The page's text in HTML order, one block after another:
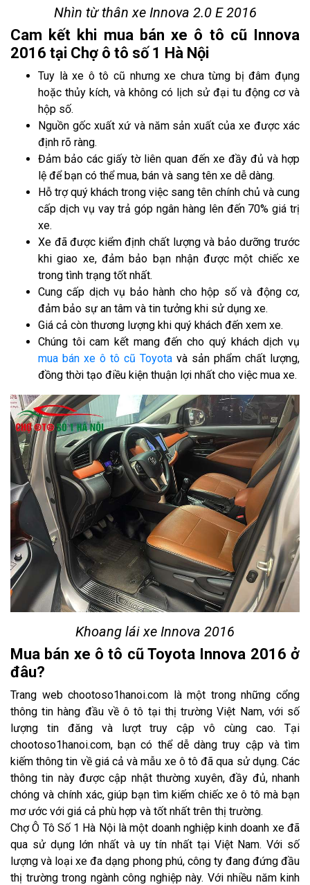
Nhìn từ thân xe Innova 2.0 E 2016
Cam kết khi mua bán xe ô tô cũ Innova
2016 tại Chợ ô tô số 1 Hà Nội
Tuy là xe ô tô cũ nhưng xe chưa từng bị đâm đụng
hoặc thủy kích, và không có lịch sử đại tu động cơ và
hộp số.
Nguồn gốc xuất xứ và năm sản xuất của xe được xác
định rõ ràng.
Đảm bảo các giấy tờ liên quan đến xe đầy đủ và hợp
lệ để bạn có thể mua, bán và sang tên xe dễ dàng.
Hỗ trợ quý khách trong việc sang tên chính chủ và cung
cấp dịch vụ vay trả góp ngân hàng lên đến 70% giá trị
xe.
Xe đã được kiểm định chất lượng và bảo dưỡng trước
khi giao xe, đảm bảo bạn nhận được một chiếc xe
trong tình trạng tốt nhất.
Cung cấp dịch vụ bảo hành cho hộp số và động cơ,
đảm bảo sự an tâm và tin tưởng khi sử dụng xe.
Giá cả còn thương lượng khi quý khách đến xem xe.
Chúng tôi cam kết mang đến cho quý khách dịch vụ
mua bán xe ô tô cũ Toyota và sản phẩm chất lượng,
đồng thời tạo điều kiện thuận lợi nhất cho việc mua xe.
Khoang lái xe Innova 2016
Mua bán xe ô tô cũ Toyota Innova 2016 ở
đâu?
Trang web chootoso1hanoi.com là một trong những cổng
thông tin hàng đầu về ô tô tại thị trường Việt Nam, với số
lượng tin đăng và lượt truy cập vô cùng cao. Tại
chootoso1hanoi.com, bạn có thể dễ dàng truy cập và tìm
kiếm thông tin về giá cả và mẫu xe ô tô đã qua sử dụng. Các
thông tin này được cập nhật thường xuyên, đầy đủ, nhanh
chóng và chính xác, giúp bạn tìm kiếm chiếc xe ô tô mà bạn
mơ ước với giá cả phù hợp và tốt nhất trên thị trường.
Chợ Ô Tô Số 1 Hà Nội là một doanh nghiệp kinh doanh xe đã
qua sử dụng lớn nhất và uy tín nhất tại Việt Nam. Với số
lượng và loại xe đa dạng phong phú, công ty đang đứng đầu
thị trường trong ngành công nghiệp này. Với nhiều năm kinh